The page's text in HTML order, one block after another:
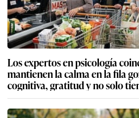
Los expertos en psicología
mantienen la calma en la fila
cognitiva, gratitud y no solo